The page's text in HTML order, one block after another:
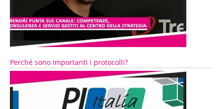
Perché sono importanti i protocolli?